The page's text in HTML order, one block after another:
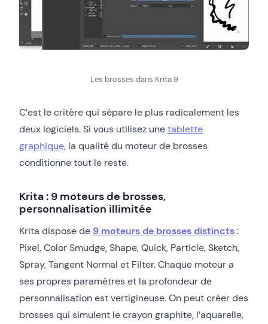
Les brosses dans Krita 9
C’est le critère qui sépare le plus radicalement les
deux logiciels. Si vous utilisez unetablette
graphique, la qualité du moteur de brosses
conditionne tout le reste.
Krita : 9 moteurs de brosses,
personnalisation illimitée
Krita dispose de 9 moteurs de brosses distincts:
Pixel, Color Smudge, Shape, Quick, Particle, Sketch,
Spray, Tangent Normal et Filter. Chaque moteur a
ses propres paramètres et la profondeur de
personnalisation est vertigineuse. On peut créer des
brosses qui simulent le crayon graphite, l’aquarelle,